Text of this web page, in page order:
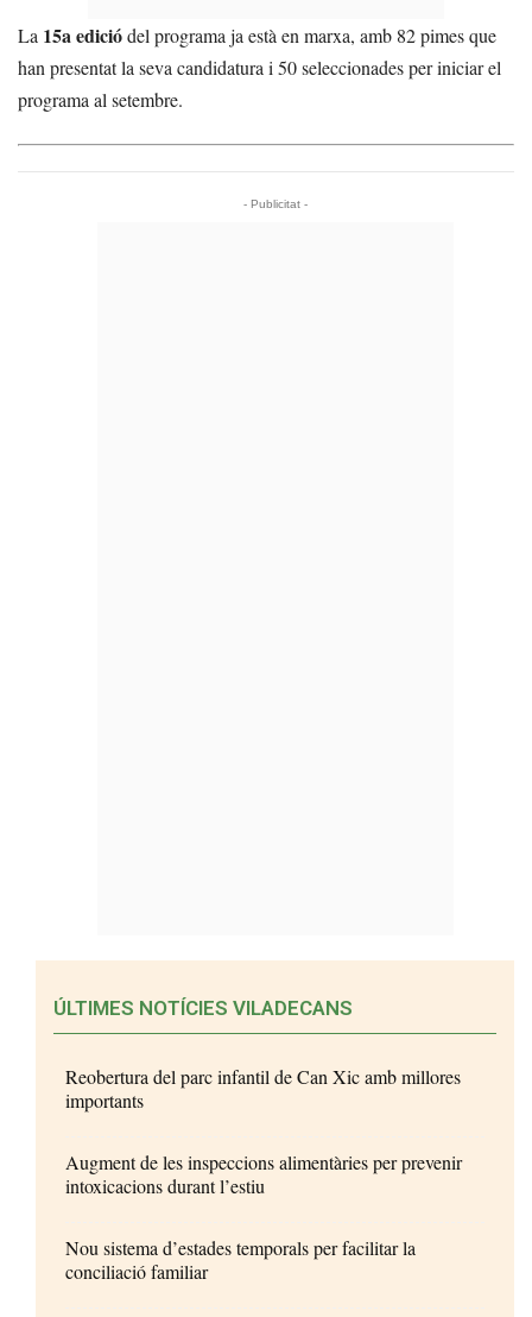
La 15a ediciódel programa ja està en marxa, amb 82 pimes que
han presentat la seva candidatura i 50 seleccionades per iniciar el
programa al setembre.
- Publicitat -
ÚLTIMES NOTÍCIES VILADECANS
Reobertura del parc infantil de Can Xic amb millores
importants
Augment de les inspeccions alimentàries per prevenir
intoxicacions durant l’estiu
Nou sistema d’estades temporals per facilitar la
conciliació familiar